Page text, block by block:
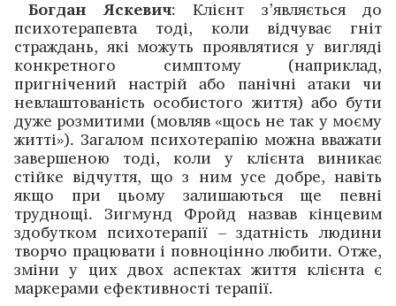
Богдан Яскевич: Клієнт з’являється до
психотерапевта тоді, коли відчуває гніт
страждань, які можуть проявлятися у вигляді
конкретного симптому (наприклад,
пригнічений настрій або панічні атаки чи
невлаштованість особистого життя) або бути
дуже розмитими (мовляв «щось не так у моєму
житті»). Загалом психотерапію можна вважати
завершеною тоді, коли у клієнта виникає
стійке відчуття, що з ним усе добре, навіть
якщо при цьому залишаються ще певні
труднощі. Зигмунд Фройд назвав кінцевим
здобутком психотерапії – здатність людини
творчо працювати і повноцінно любити. Отже,
зміни у цих двох аспектах життя клієнта є
маркерами ефективності терапії.